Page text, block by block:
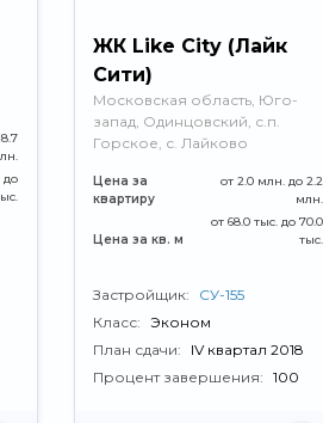
до
ЖК Like City (Лайк
Сити)
Московская область, Юго-
запад, Одинцовский, с.п.
Горское, с. Лайково
Цена за
квартиру
от 2.0 млн. до 2.2
млн.
Цена за кв. м
от 68.0 тыс. до 70.0
тыс.
Застройщик:
СУ-155
Класс:
Эконом
План сдачи:
IV квартал 2018
Процент завершения:
100